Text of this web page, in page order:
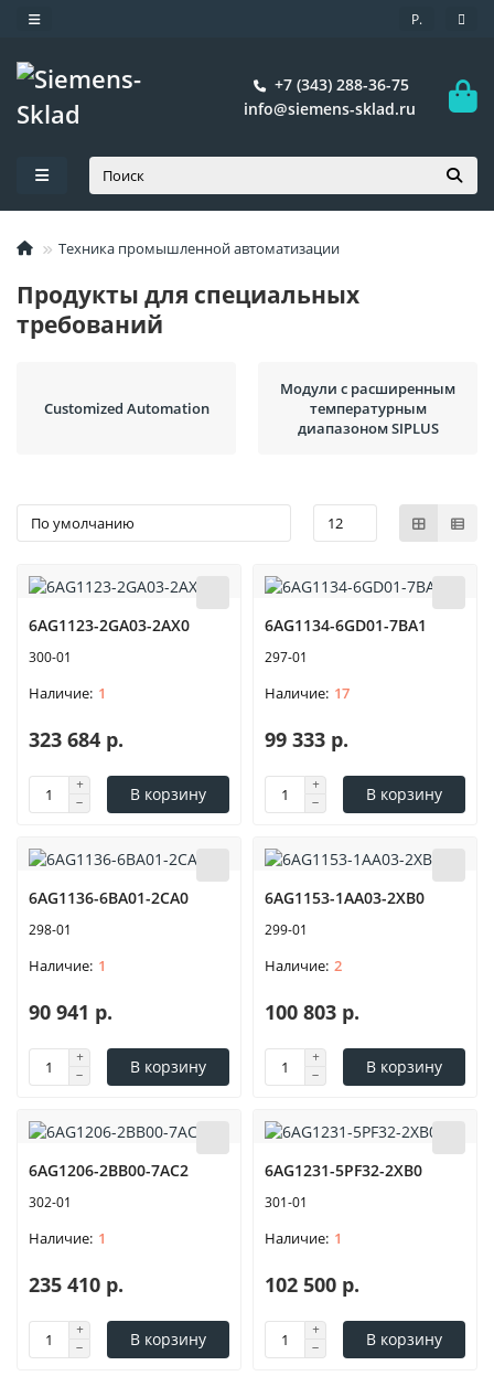
Р.
+7 (343) 288-36-75
info@siemens-sklad.ru
Техника промышленной автоматизации
Продукты для специальных
требований
Customized Automation
Модули с расширенным
температурным
диапазоном SIPLUS
6AG1123-2GA03-2AX0
300-01
1
323 684 р.
В корзину
6AG1134-6GD01-7BA1
297-01
17
99 333 р.
В корзину
6AG1136-6BA01-2CA0
298-01
1
90 941 р.
В корзину
6AG1153-1AA03-2XB0
299-01
2
100 803 р.
В корзину
6AG1206-2BB00-7AC2
302-01
1
235 410 р.
В корзину
6AG1231-5PF32-2XB0
301-01
1
102 500 р.
В корзину